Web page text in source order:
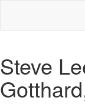
Steve